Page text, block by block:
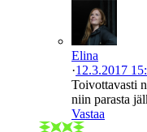
Elina
·12.3.2017
Toivottavasti
niin parasta
Vastaa